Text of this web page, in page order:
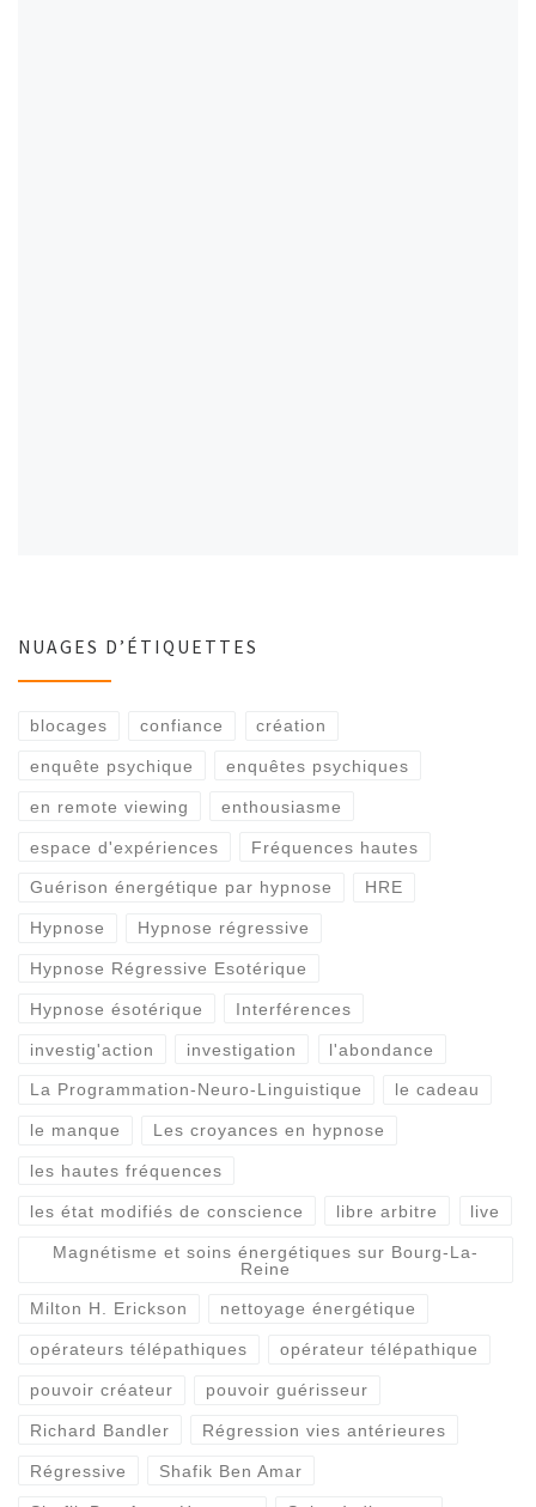
NUAGES D’ÉTIQUETTES
blocages confiance création
enquête psychique enquêtes psychiques
en remote viewing enthousiasme
espace d'expériences Fréquences hautes
Guérison énergétique par hypnose HRE
Hypnose Hypnose régressive
Hypnose Régressive Esotérique
Hypnose ésotérique Interférences
investig'action investigation l'abondance
La Programmation-Neuro-Linguistique le cadeau
le manque Les croyances en hypnose
les hautes fréquences
les état modifiés de conscience libre arbitre live
Magnétisme et soins énergétiques sur Bourg-La-
Reine
Milton H. Erickson nettoyage énergétique
opérateurs télépathiques opérateur télépathique
pouvoir créateur pouvoir guérisseur
Richard Bandler Régression vies antérieures
Régressive Shafik Ben Amar